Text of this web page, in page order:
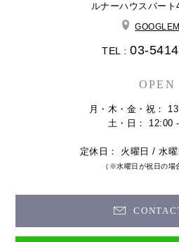
ルナーハウスパー
TEL : 03-
OPEN
月・木・金・祝：
土・日： 12:00
定休日： 火曜日 / 水
（※水曜日が祝日の場